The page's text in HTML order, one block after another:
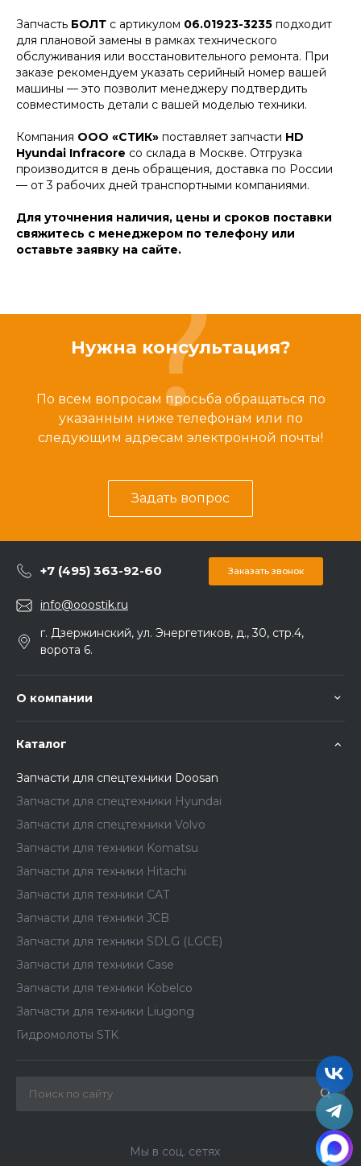
Запчасть БОЛТ с артикулом 06.01923-3235 подходит
для плановой замены в рамках технического
обслуживания или восстановительного ремонта. При
заказе рекомендуем указать серийный номер вашей
машины — это позволит менеджеру подтвердить
совместимость детали с вашей моделью техники.
Компания ООО «СТИК» поставляет запчасти HD
Hyundai Infracore со склада в Москве. Отгрузка
производится в день обращения, доставка по России
— от 3 рабочих дней транспортными компаниями.
Для уточнения наличия, цены и сроков поставки
свяжитесь с менеджером по телефону или
оставьте заявку на сайте.
Нужна консультация?
По всем вопросам просьба обращаться по
указанным ниже телефонам или по
следующим адресам электронной почты!
Задать вопрос
+7 (495) 363-92-60 Заказать звонок
info@ooostik.ru
г. Дзержинский, ул. Энергетиков, д., 30, стр.4,
ворота 6.
О компании
Каталог
Запчасти для спецтехники Doosan
Запчасти для спецтехники Hyundai
Запчасти для спецтехники Volvo
Запчасти для техники Komatsu
Запчасти для техники Hitachi
Запчасти для техники CAT
Запчасти для техники JCB
Запчасти для техники SDLG (LGCE)
Запчасти для техники Case
Запчасти для техники Kobelco
Запчасти для техники Liugong
Гидромолоты STK
Мы в соц. сетях